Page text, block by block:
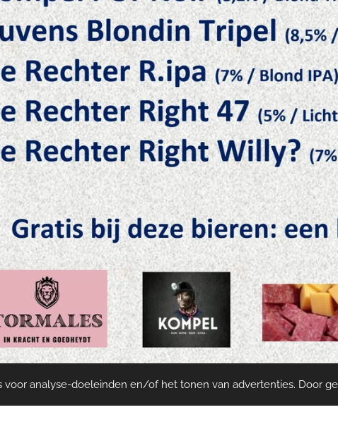
voor analyse-doeleinden en/of het tonen van advertenties. Door